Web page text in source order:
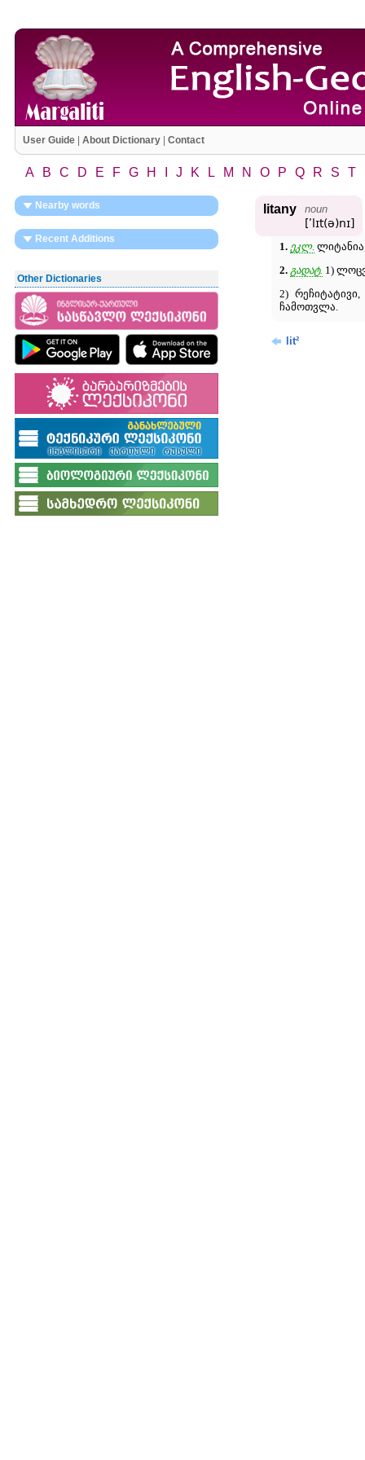
User Guide| About Dictionary| Contact
A B C D E F G H J K L M N O P Q R S T
Nearby words
Recent Additions
Other Dictionaries
litany noun
[ʹlɪt(ə)nɪ]
1. ეკლ.
2. გადატ. 1)
2)
ჩამოთვლა.
lit²